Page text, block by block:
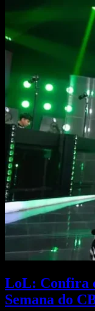
LoL: Confira
Semana do